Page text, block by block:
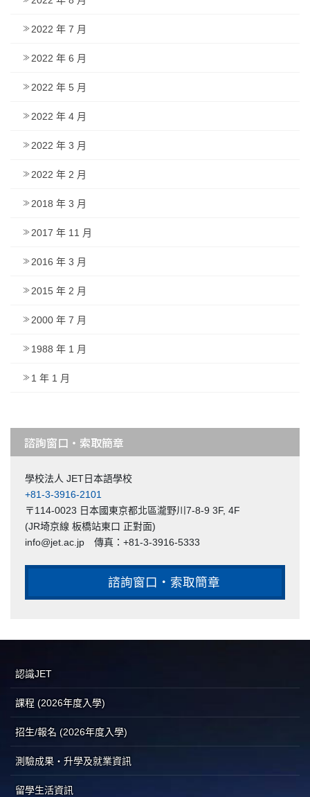
2022 年 7 月
2022 年 6 月
2022 年 5 月
2022 年 4 月
2022 年 3 月
2022 年 2 月
2018 年 3 月
2017 年 11 月
2016 年 3 月
2015 年 2 月
2000 年 7 月
1988 年 1 月
1 年 1 月
諮詢窗口・索取簡章
學校法人 JET日本語學校
+81-3-3916-2101
〒114-0023 日本國東京都北區瀧野川7-8-9 3F, 4F
(JR埼京線 板橋站東口 正對面)
info@jet.ac.jp 傳真：+81-3-3916-5333
諮詢窗口・索取簡章
認識JET
課程 (2026年度入學)
招生/報名 (2026年度入學)
測驗成果・升學及就業資訊
留學生活資訊